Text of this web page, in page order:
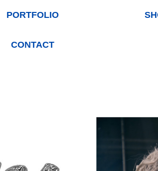
PORTFOLIO
CONTACT